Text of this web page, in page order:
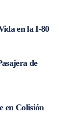
en la I-80
de
en Colisión